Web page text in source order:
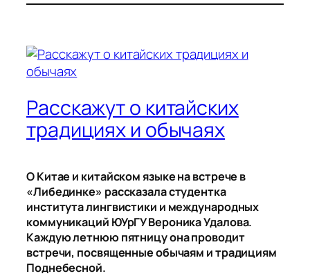
Расскажут о китайских
традициях и обычаях
О Китае и китайском языке на встрече в
«Либединке» рассказала студентка
института лингвистики и международных
коммуникаций ЮУрГУ Вероника Удалова.
Каждую летнюю пятницу она проводит
встречи, посвященные обычаям и традициям
Поднебесной.